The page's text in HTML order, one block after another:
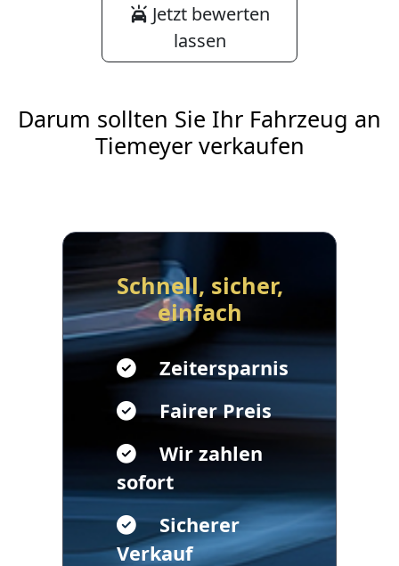
Jetzt bewerten
lassen
Darum sollten Sie Ihr Fahrzeug an
Tiemeyer verkaufen
Schnell, sicher,
einfach
Zeitersparnis
Fairer Preis
Wir zahlen
sofort
Sicherer
Verkauf